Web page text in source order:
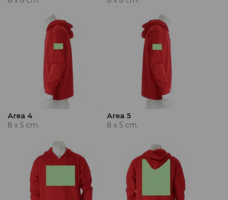
Area 4
8 x 5 cm.
Area 5
8 x 5 cm.